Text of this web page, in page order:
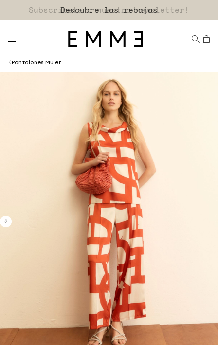
Descubre las rebajas
Pantalones Mujer